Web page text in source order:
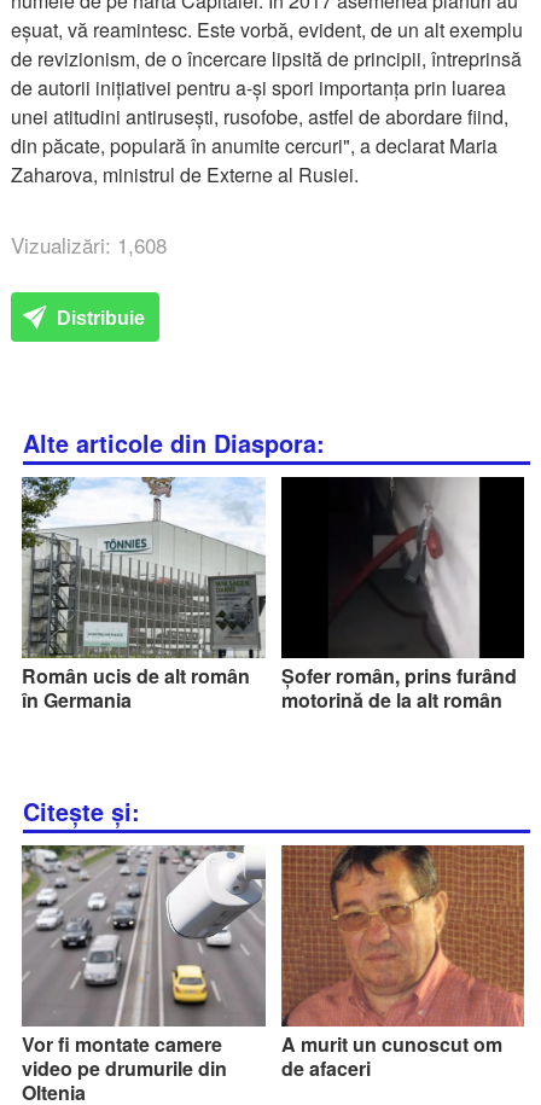
eșuat, vă reamintesc. Este vorbă, evident, de un alt exemplu
de revizionism, de o încercare lipsită de principii, întreprinsă
de autorii inițiativei pentru a-și spori importanța prin luarea
unei atitudini antirusești, rusofobe, astfel de abordare fiind,
din păcate, populară în anumite cercuri", a declarat Maria
Zaharova, ministrul de Externe al Rusiei.
Vizualizări: 1,608
Distribuie
Alte articole din Diaspora:
Român ucis de alt român
în Germania
Șofer român, prins furând
motorină de la alt român
Citește și:
Vor fi montate camere
video pe drumurile din
Oltenia
A murit un cunoscut om
de afaceri